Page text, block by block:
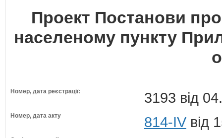
Проект Постанови
населеному пункту
Номер, дата реєстрації: 3193 від
Номер, дата акту 814-IV від